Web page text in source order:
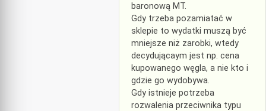
baronową MT.
Gdy trzeba pozamiatać w
sklepie to wydatki muszą być
mniejsze niż zarobki, wtedy
decydującaym jest np. cena
kupowanego węgla, a nie kto i
gdzie go wydobywa.
Gdy istnieje potrzeba
rozwalenia przeciwnika typu